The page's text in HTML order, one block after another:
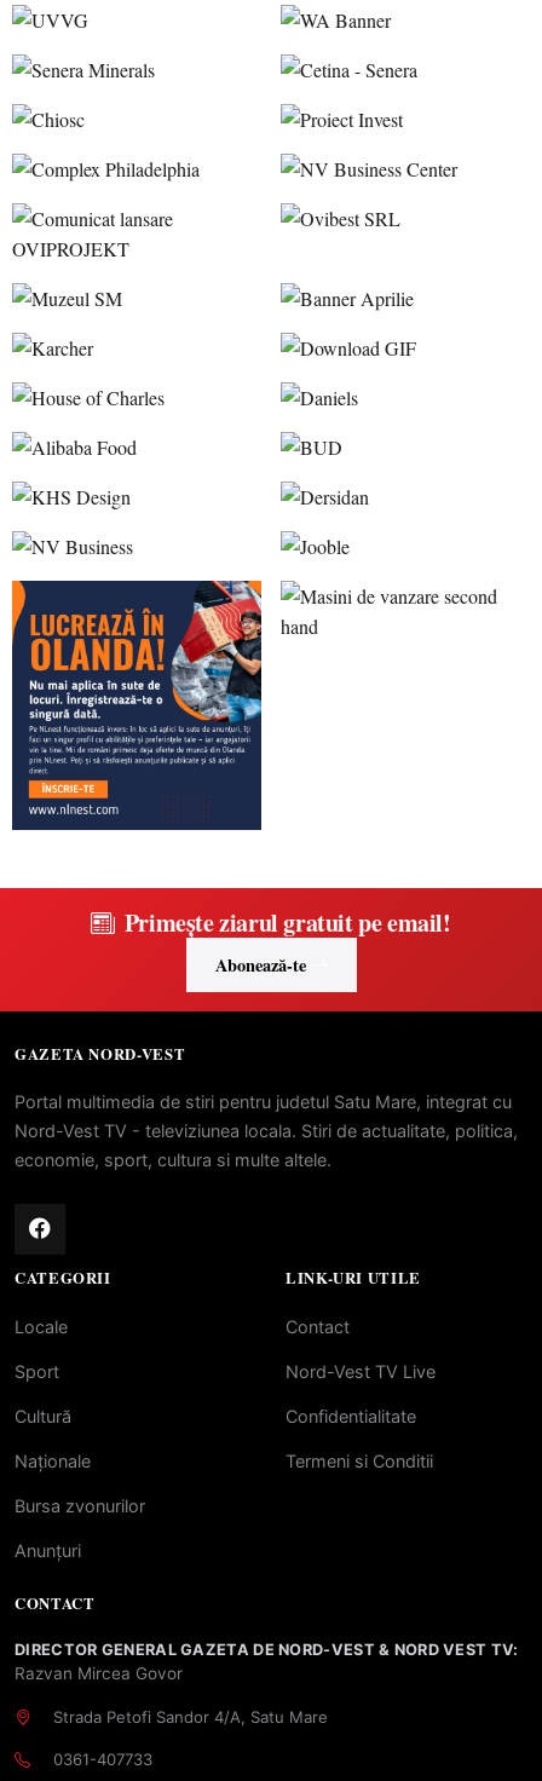
Primește ziarul gratuit pe email!
Abonează-te
GAZETA NORD-VEST
Portal multimedia de stiri pentru judetul Satu Mare, integrat cu
Nord-Vest TV - televiziunea locala. Stiri de actualitate, politica,
economie, sport, cultura si multe altele.
CATEGORII
Locale
Sport
Cultură
Naționale
Bursa zvonurilor
Anunțuri
LINK-URI UTILE
Contact
Nord-Vest TV Live
Confidentialitate
Termeni si Conditii
CONTACT
DIRECTOR GENERAL GAZETA DE NORD-VEST & NORD VEST TV:
Razvan Mircea Govor
Strada Petofi Sandor 4/A, Satu Mare
0361-407733